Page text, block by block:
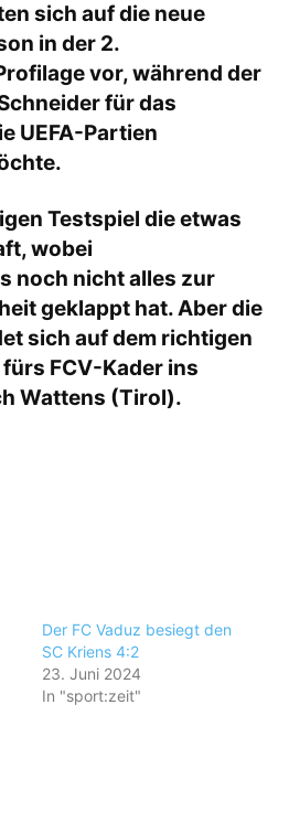
sich auf die neue
in der 2.
vor, während der
für das
UEFA-Partien
Testspiel die etwas
wobei
noch nicht alles zur
geklappt hat. Aber die
sich auf dem richtigen
FCV-Kader ins
Wattens (Tirol).
Der FC Vaduz besiegt den
SC Kriens 4:2
23. Juni 2024
In "sport:zeit"